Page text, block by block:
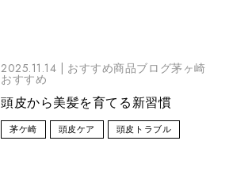
2025.11.14 | おすすめ商品ブログ茅ヶ崎
おすすめ
頭皮から美髪を育てる新習慣
茅ケ崎 頭皮ケア 頭皮トラブル